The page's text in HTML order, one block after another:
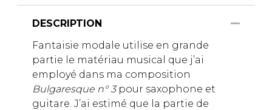
DESCRIPTION
Fantaisie modale utilise en grande
partie le matériau musical que j’ai
employé dans ma composition
Bulgaresque n° 3pour saxophone et
guitare. J’ai estimé que la partie de